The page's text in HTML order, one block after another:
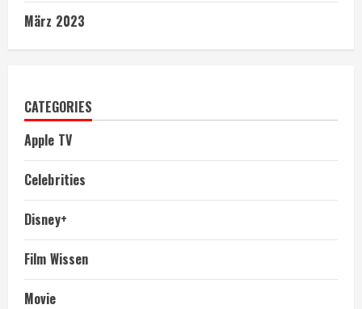
März 2023
CATEGORIES
Apple TV
Celebrities
Disney+
Film Wissen
Movie